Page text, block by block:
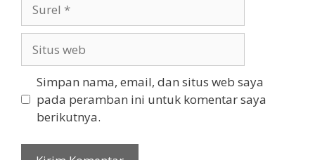
web
Simpan nama, email, dan situs web saya
pada peramban ini untuk komentar saya
berikutnya.